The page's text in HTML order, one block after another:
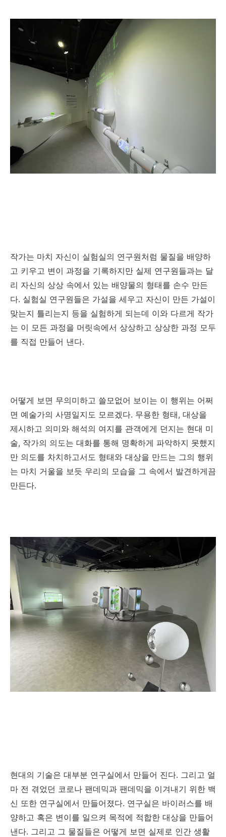
작가는 마치 자신이 실험실의 연구원처럼 물질을 배양하
고 키우고 변이 과정을 기록하지만 실제 연구원들과는 달
리 자신의 상상 속에서 있는 배양물의 형태를 손수 만든
다. 실험실 연구원들은 가설을 세우고 자신이 만든 가설이
맞는지 틀리는지 등을 실험하게 되는데 이와 다르게 작가
는 이 모든 과정을 머릿속에서 상상하고 상상한 과정 모두
를 직접 만들어 낸다.
어떻게 보면 무의미하고 쓸모없어 보이는 이 행위는 어쩌
면 예술가의 사명일지도 모르겠다. 무용한 형태, 대상을
제시하고 의미와 해석의 여지를 관객에게 던지는 현대 미
술, 작가의 의도는 대화를 통해 명확하게 파악하지 못했지
만 의도를 차치하고서도 형태와 대상을 만드는 그의 행위
는 마치 거울을 보듯 우리의 모습을 그 속에서 발견하게끔
만든다.
현대의 기술은 대부분 연구실에서 만들어 진다. 그리고 얼
마 전 겪었던 코로나 팬데믹과 팬데믹을 이겨내기 위한 백
신 또한 연구실에서 만들어졌다. 연구실은 바이러스를 배
양하고 혹은 변이를 일으켜 목적에 적합한 대상을 만들어
낸다. 그리고 그 물질들은 어떻게 보면 실제로 인간 생활